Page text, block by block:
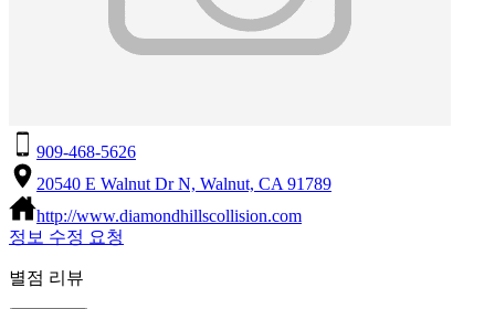
909-468-5626
20540 E Walnut Dr N, Walnut, CA 91789
http://www.diamondhillscollision.com
정보 수정 요청
별점 리뷰